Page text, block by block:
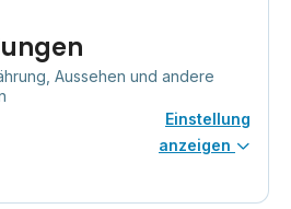
Aussehen und andere
Einstellung
anzeigen